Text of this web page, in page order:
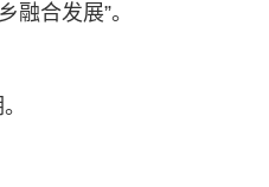
合发展”。